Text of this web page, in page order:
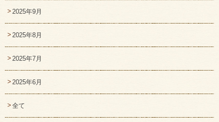
2025年9月
2025年8月
2025年7月
2025年6月
全て